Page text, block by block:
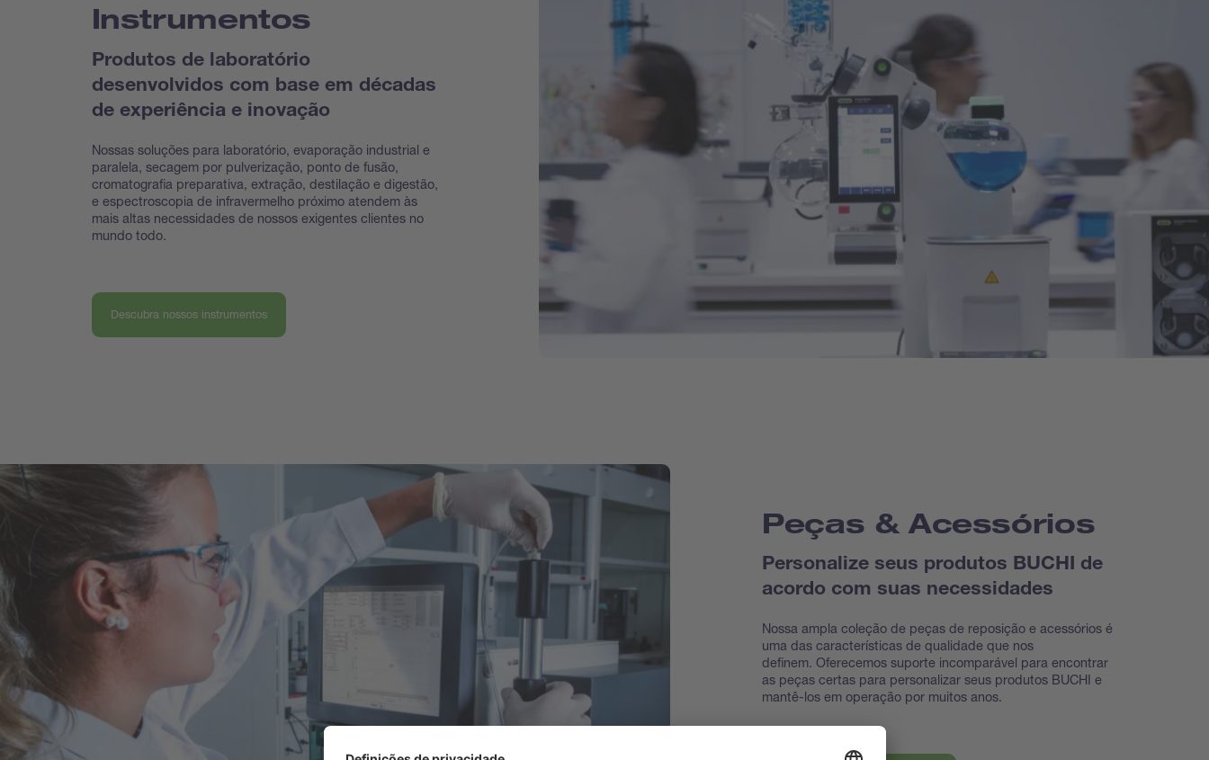
Instrumentos
Produtos de laboratório
desenvolvidos com base em décadas
de experiência e inovação
Nossas soluções para laboratório, evaporação industrial e
paralela, secagem por pulverização, ponto de fusão,
cromatografia preparativa, extração, destilação e digestão,
e espectroscopia de infravermelho próximo atendem às
mais altas necessidades de nossos exigentes clientes no
mundo todo.
Descubra nossos instrumentos
Peças & Acessórios
Personalize seus produtos BUCHI de
acordo com suas necessidades
Nossa ampla coleção de peças de reposição e acessórios é
uma das características de qualidade que nos
definem. Oferecemos suporte incomparável para encontrar
as peças certas para personalizar seus produtos BUCHI e
mantê-los em operação por muitos anos.